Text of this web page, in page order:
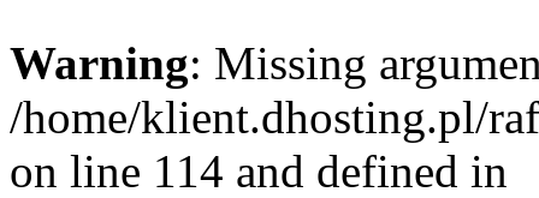
Warning: Missing
/home/klient.dhosting.pl/
on line 114 and defined in